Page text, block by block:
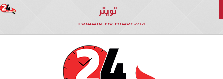
تويتر
Tweets by mesr244